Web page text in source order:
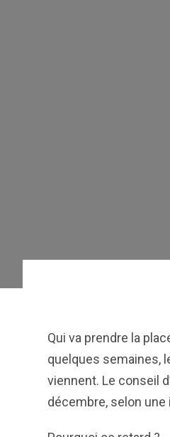
Qui va prendre la
quelques semaines,
viennent. Le conseil
décembre, selon